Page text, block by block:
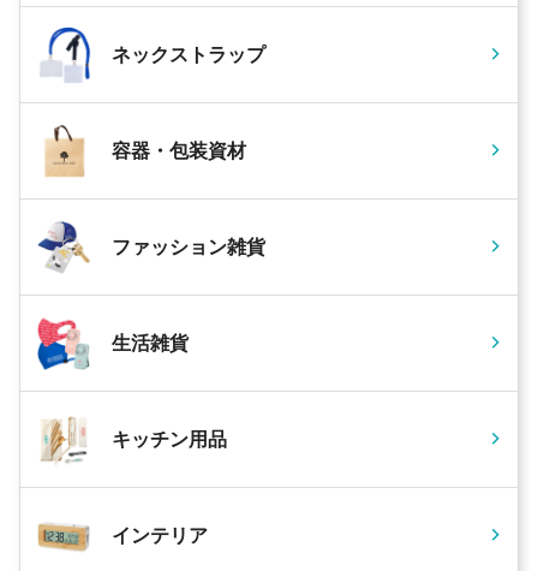
ネックストラップ
容器・包装資材
ファッション雑貨
生活雑貨
キッチン用品
インテリア